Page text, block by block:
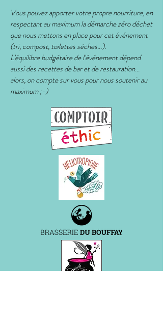
Vous pouvez apporter votre propre nourriture, en
respectant au maximum la démarche zéro déchet
que nous mettons en place pour cet événement
(tri, compost, toilettes sèches...).
L'équilibre budgétaire de l'événement dépend
aussi des recettes de bar et de restauration...
alors, on compte sur vous pour nous soutenir au
maximum ;-)